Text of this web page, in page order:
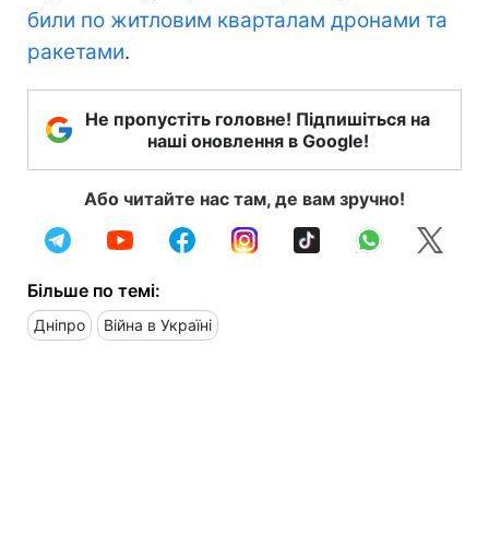
били по житловим кварталам дронами та
ракетами.
Не пропустіть головне! Підпишіться на
наші оновлення в Google!
Або читайте нас там, де вам зручно!
Більше по темі:
Дніпро Війна в Україні